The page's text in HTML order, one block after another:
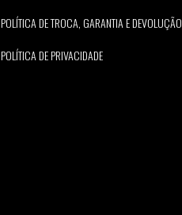
POLÍTICA DE TROCA, GARANTIA E DEVOLUÇÃO
POLÍTICA DE PRIVACIDADE